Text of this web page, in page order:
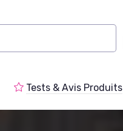
Tests & Avis Produits